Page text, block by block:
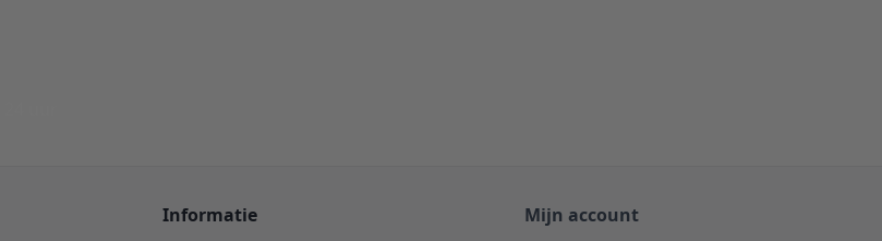
Informatie Mijn account